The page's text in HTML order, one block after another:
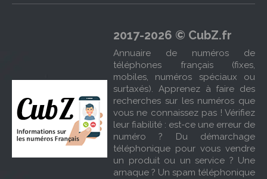
2017-2026 © CubZ.fr
Annuaire de numéros de
téléphones français (fixes,
mobiles, numéros spéciaux ou
surtaxés). Apprenez à faire des
recherches sur les numéros que
vous ne connaissez pas ! Vérifiez
leur fiabilité : est-ce une erreur de
numéro ? Du démarchage
téléphonique pour vous vendre
un produit ou un service ? Une
arnaque ? Un spam téléphonique